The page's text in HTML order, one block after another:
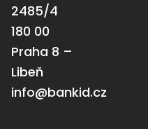
2485/4
180 00
Praha 8 –
Libeň
info@bankid.cz